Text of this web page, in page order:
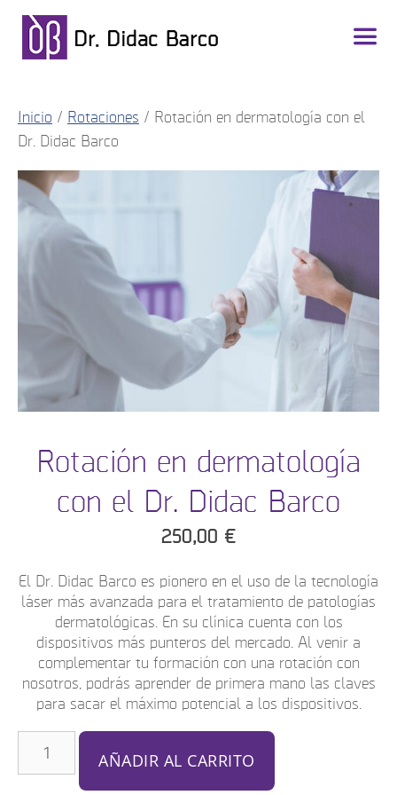
Inicio / Rotaciones / Rotación en dermatología con el
Dr. Didac Barco
Rotación en dermatología
con el Dr. Didac Barco
250,00 €
El Dr. Didac Barco es pionero en el uso de la tecnología
láser más avanzada para el tratamiento de patologías
dermatológicas. En su clínica cuenta con los
dispositivos más punteros del mercado. Al venir a
complementar tu formación con una rotación con
nosotros, podrás aprender de primera mano las claves
para sacar el máximo potencial a los dispositivos.
AÑADIR AL CARRITO